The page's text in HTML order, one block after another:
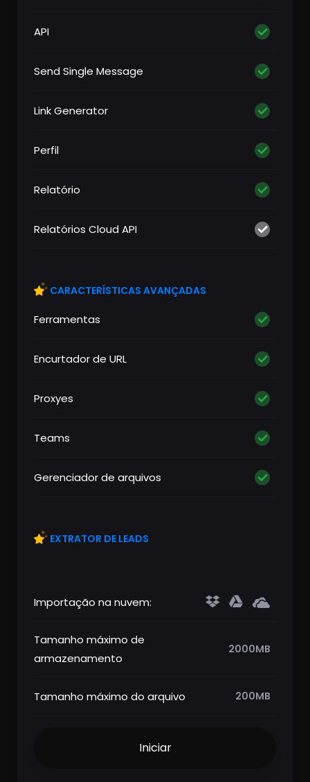
API
Send Single Message
Link Generator
Perfil
Relatório
Relatórios Cloud API
CARACTERÍSTICAS AVANÇADAS
Ferramentas
Encurtador de URL
Proxyes
Teams
Gerenciador de arquivos
EXTRATOR DE LEADS
Importação na nuvem:
Tamanho máximo de
armazenamento
2000MB
Tamanho máximo do arquivo 200MB
Iniciar